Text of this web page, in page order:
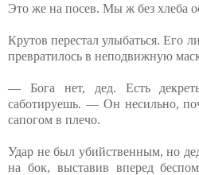
Это же на посев. Мы ж без хлеба
Крутов перестал улыбаться. Его
превратилось в неподвижную
— Бога нет, дед. Есть
саботируешь. — Он несильно,
сапогом в плечо.
Удар не был убийственным, но
на бок, выставив вперед